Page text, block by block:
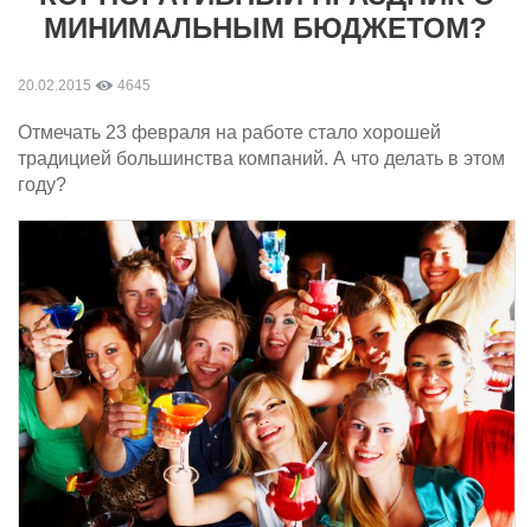
МИНИМАЛЬНЫМ БЮДЖЕТОМ?
20.02.2015 4645
Отмечать 23 февраля на работе стало хорошей
традицией большинства компаний. А что делать в этом
году?